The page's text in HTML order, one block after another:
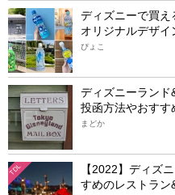
ディズニーで買え
オリジナルデザイ
ぴょこ
ディズニーランド
投函方法やおすす
まどか
TDL
【2022】ディズ
すめのレストラン